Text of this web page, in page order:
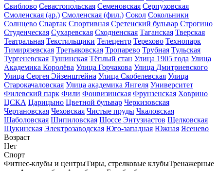
Свиблово Севастопольская Семеновская Серпуховская
Смоленская (ар.) Смоленская (фил.) Сокол Сокольники
Солнцево Спартак Спортивная Сретенский бульвар Строгино
Студенческая Сухаревская Сходненская Таганская Тверская
Театральная Текстильщики Телецентр Терехово Технопарк
Тимирязевская Третьяковская Тропарево Трубная Тульская
Тургеневская Тушинская Тёплый стан Улица 1905 года Улица
Академика Королёва Улица Горчакова Улица Дмитриевского
Улица Сергея Эйзенштейна Улица Скобелевская Улица
Старокачаловская Улица академика Янгеля Университет
Филевский парк Фили Фонвизинская Фрунзенская Ховрино
ЦСКА Царицыно Цветной бульвар Черкизовская
Чертановская Чеховская Чистые пруды Чкаловская
Шаболовская Шипиловская Шоссе Энтузиастов Щелковская
Щукинская Электрозаводская Юго-западная Южная Ясенево
Возраст
Нет
Спорт
Фитнес-клубы и центрыТиры, стрелковые клубыТренажерные